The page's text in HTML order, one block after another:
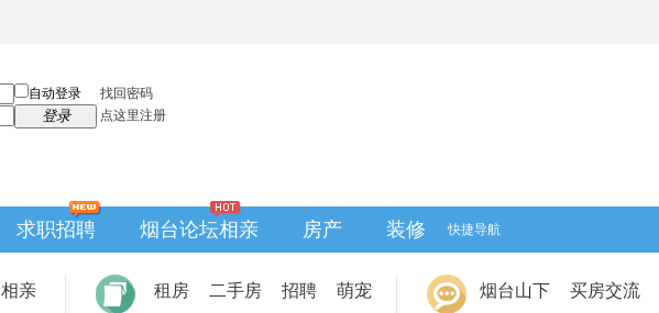
自动登录
找回密码
登录 点这里注册
求职招聘 烟台论坛相亲 房产 装修 快捷导航
相亲
租房 二手房 招聘
萌宠
烟台山下 买房交流